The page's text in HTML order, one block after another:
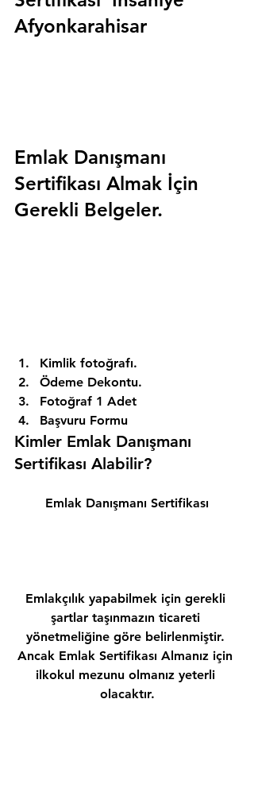
Afyonkarahisar
Emlak Danışmanı
Sertifikası Almak İçin
Gerekli Belgeler.
Kimlik fotoğrafı.
Ödeme Dekontu.
Fotoğraf 1 Adet
Başvuru Formu
Kimler Emlak Danışmanı
Sertifikası Alabilir?
Emlak Danışmanı Sertifikası
Emlakçılık yapabilmek için gerekli
şartlar taşınmazın ticareti
yönetmeliğine göre belirlenmiştir.
Ancak Emlak Sertifikası Almanız için
ilkokul mezunu olmanız yeterli
olacaktır.